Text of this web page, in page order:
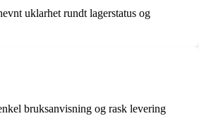
uklarhet rundt lagerstatus og
bruksanvisning og rask levering